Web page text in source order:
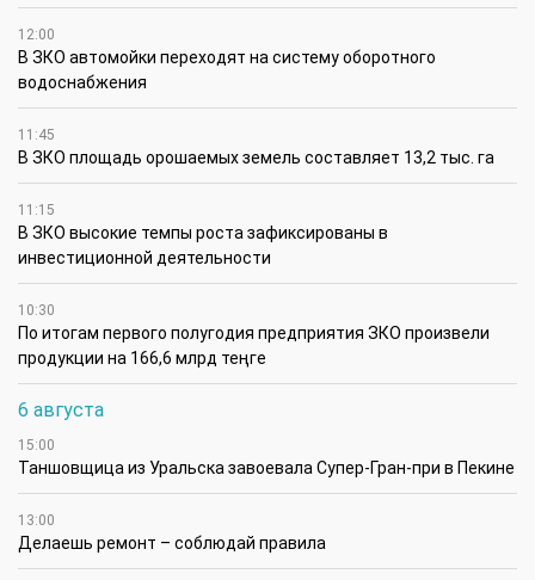
12:00
В ЗКО автомойки переходят на систему оборотного
водоснабжения
11:45
В ЗКО площадь орошаемых земель составляет 13,2 тыс. га
11:15
В ЗКО высокие темпы роста зафиксированы в
инвестиционной деятельности
10:30
По итогам первого полугодия предприятия ЗКО произвели
продукции на 166,6 млрд теңге
6 августа
15:00
Таншовщица из Уральска завоевала Супер-Гран-при в Пекине
13:00
Делаешь ремонт – соблюдай правила